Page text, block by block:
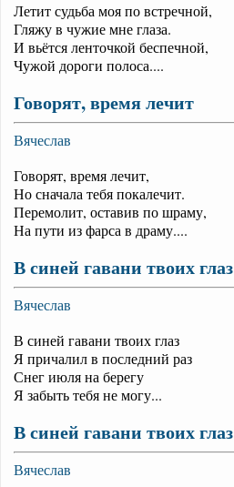
Летит судьба моя по встречной,
Гляжу в чужие мне глаза.
И вьётся ленточкой беспечной,
Чужой дороги полоса....
Говорят, время лечит
Вячеслав
Говорят, время лечит,
Но сначала тебя покалечит.
Перемолит, оставив по шраму,
На пути из фарса в драму....
В синей гавани твоих глаз
Вячеслав
В синей гавани твоих глаз
Я причалил в последний раз
Снег июля на берегу
Я забыть тебя не могу...
В синей гавани твоих глаз
Вячеслав